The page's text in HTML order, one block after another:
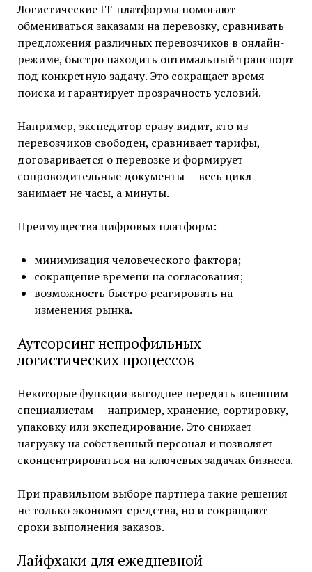
Логистические IT-платформы помогают
обмениваться заказами на перевозку, сравнивать
предложения различных перевозчиков в онлайн-
режиме, быстро находить оптимальный транспорт
под конкретную задачу. Это сокращает время
поиска и гарантирует прозрачность условий.
Например, экспедитор сразу видит, кто из
перевозчиков свободен, сравнивает тарифы,
договаривается о перевозке и формирует
сопроводительные документы — весь цикл
занимает не часы, а минуты.
Преимущества цифровых платформ:
минимизация человеческого фактора;
сокращение времени на согласования;
возможность быстро реагировать на
изменения рынка.
Аутсорсинг непрофильных
логистических процессов
Некоторые функции выгоднее передать внешним
специалистам — например, хранение, сортировку,
упаковку или экспедирование. Это снижает
нагрузку на собственный персонал и позволяет
сконцентрироваться на ключевых задачах бизнеса.
При правильном выборе партнера такие решения
не только экономят средства, но и сокращают
сроки выполнения заказов.
Лайфхаки для ежедневной